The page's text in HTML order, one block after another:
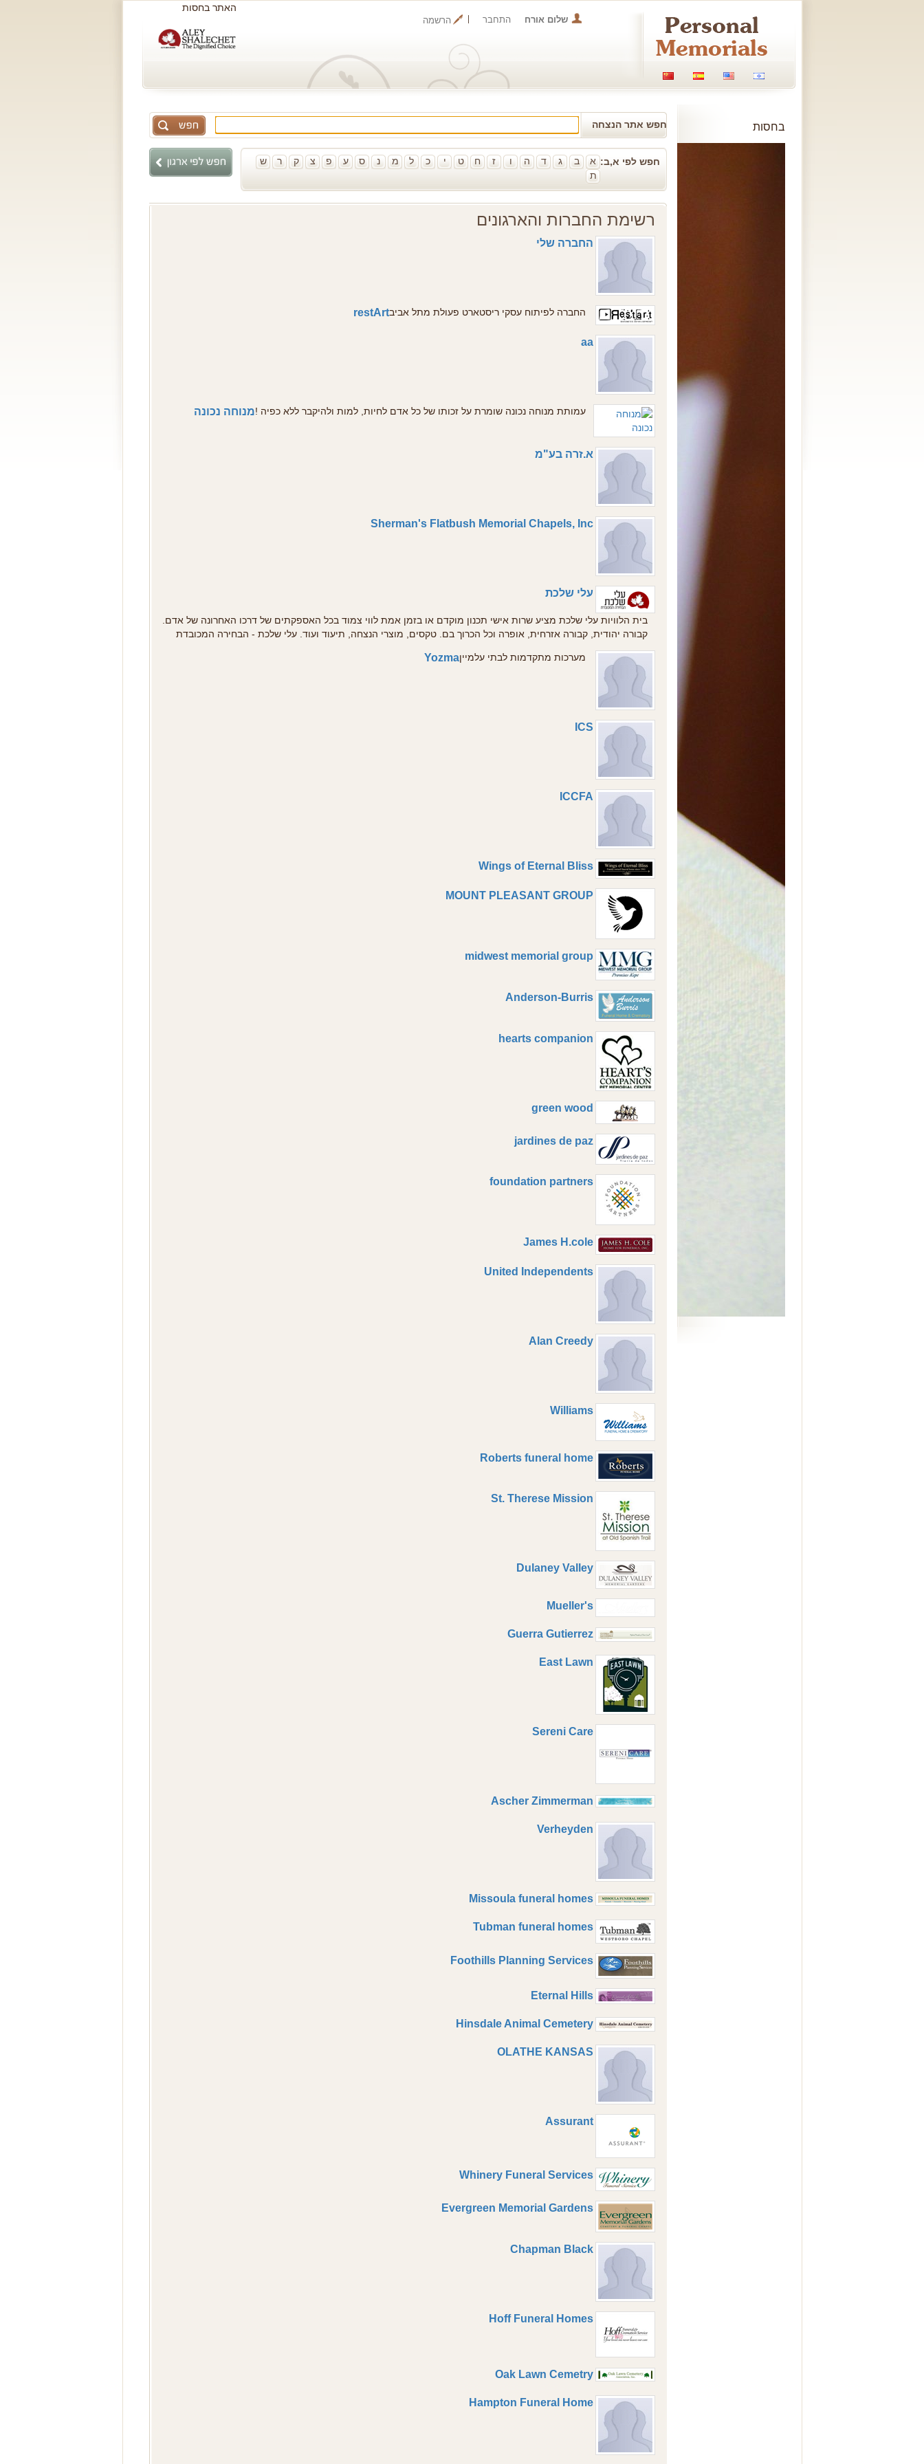
האתר בחסות
שלום אורח התחבר הרשמה
בחסות חפש אתר הנצחה
חפש לפי א,ב: א ב ג ד ה ו ז ח ט י כ ל מ נ ס ע פ צ ק ר
ש
ת
רשימת החברות והארגונים
החברה שלי
restArtהחברה לפיתוח עסקי ריסטארט פעולת מתל אביב
aa
מנוחה נכונהעמותת מנוחה נכונה שומרת על זכותו של כל אדם לחיות, למות ולהיקבר ללא כפיה !
א.זרה בע"מ
Sherman's Flatbush Memorial Chapels, Inc
עלי שלכת
בית הלוויות עלי שלכת מציע שרות אישי תכנון מוקדם או בזמן אמת לווי צמוד בכל האספקתים של דרכו האחרונה של אדם.
קבורה יהודית, קבורה אזרחית, אופרה וכל הכרוך בם. טקסים, מוצרי הנצחה, תיעוד ועוד. עלי שלכת - הבחירה המכובדת
Yozmaמערכות מתקדמות לבתי עלמיין
ICS
ICCFA
Wings of Eternal Bliss
MOUNT PLEASANT GROUP
midwest memorial group
Anderson-Burris
hearts companion
green wood
jardines de paz
foundation partners
James H.cole
United Independents
Alan Creedy
Williams
Roberts funeral home
St. Therese Mission
Dulaney Valley
Mueller's
Guerra Gutierrez
East Lawn
Sereni Care
Ascher Zimmerman
Verheyden
Missoula funeral homes
Tubman funeral homes
Foothills Planning Services
Eternal Hills
Hinsdale Animal Cemetery
OLATHE KANSAS
Assurant
Whinery Funeral Services
Evergreen Memorial Gardens
Chapman Black
Hoff Funeral Homes
Oak Lawn Cemetry
Hampton Funeral Home